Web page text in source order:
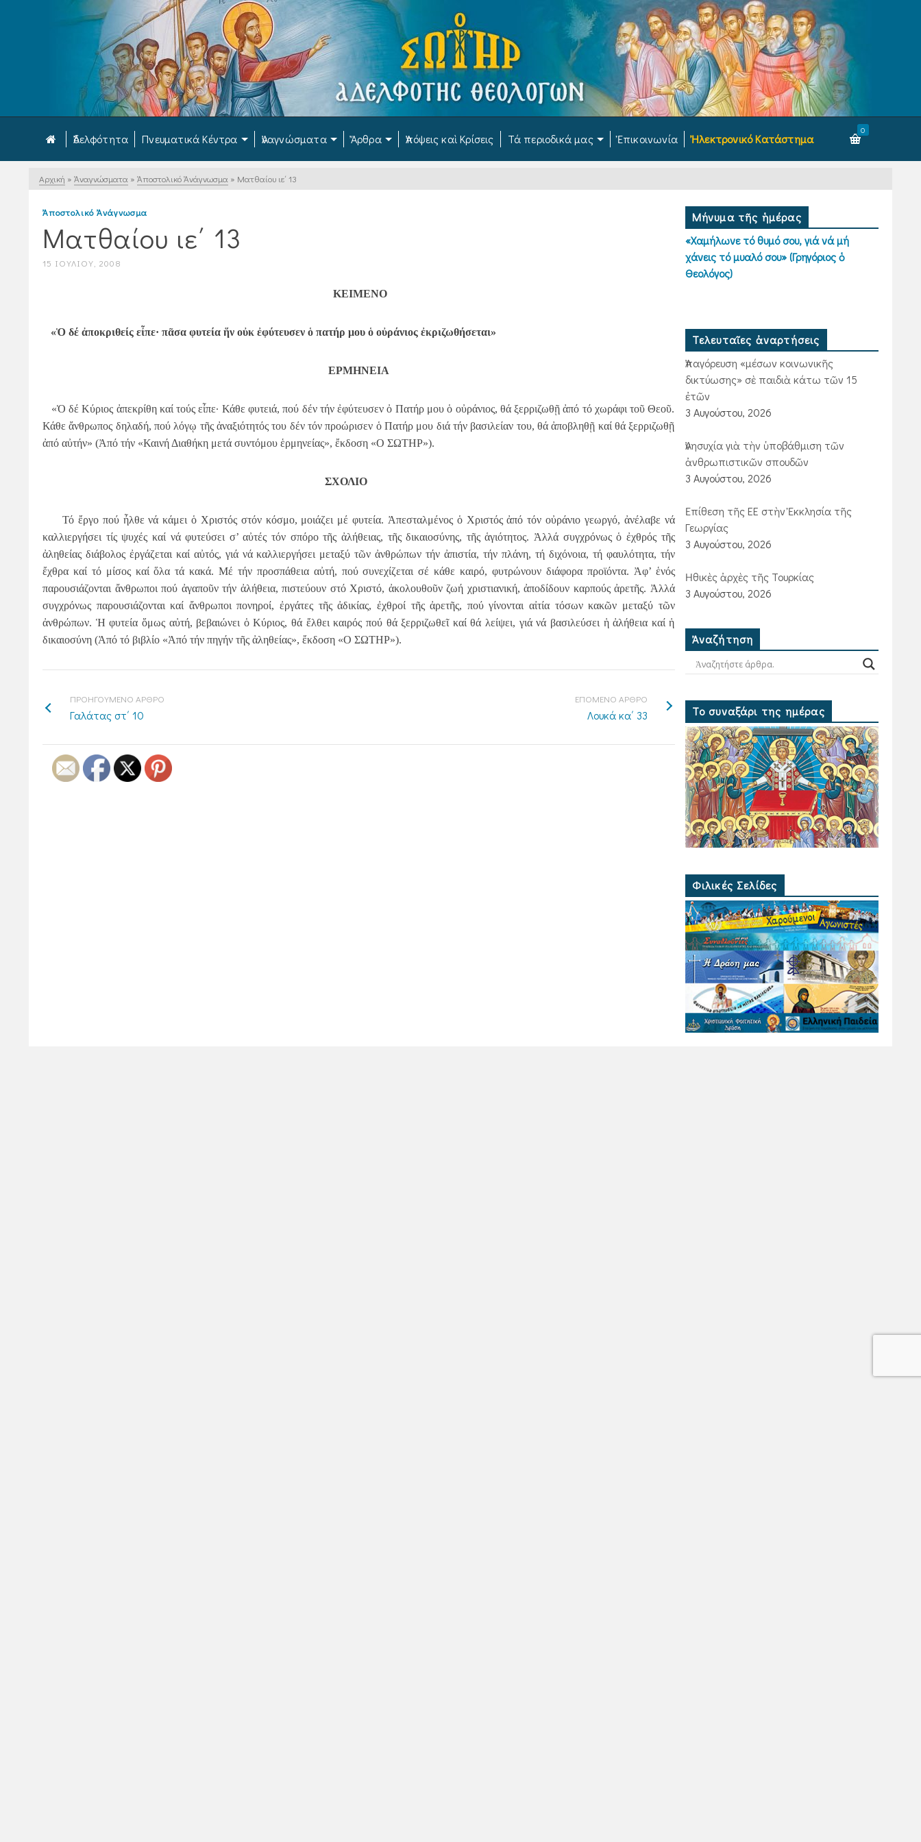
Ἀδελφότητα Πνευματικά Κέντρα Ἀναγνώσματα Ἄρθρα Ἀπόψεις καὶ Κρίσεις Τά περιοδικά μας Ἐπικοινωνία Ἠλεκτρονικό Κατάστημα
0
Αρχική » Ἀναγνώσματα » Ἀποστολικό Ἀνάγνωσμα » Ματθαίου ιε΄ 13
Ἀποστολικό Ἀνάγνωσμα
Ματθαίου ιε΄ 13
15 ΙΟΥΛΊΟΥ, 2008
ΚΕΙΜΕΝΟ
«Ὁ δέ ἀποκριθείς εἶπε· πᾶσα φυτεία ἥν οὐκ ἐφύτευσεν ὁ πατήρ μου ὁ οὐράνιος ἐκριζωθήσεται»
ΕΡΜΗΝΕΙΑ
«Ὁ δέ Κύριος ἀπεκρίθη καί τούς εἶπε· Κάθε φυτειά, πού δέν τήν ἐφύτευσεν ὀ Πατήρ μου ὁ οὐράνιος, θά ξερριζωθῇ ἀπό τό χωράφι τοῦ Θεοῦ.
Κάθε ἄνθρωπος δηλαδή, πού λόγῳ τῆς ἀναξιότητός του δέν τόν προώρισεν ὁ Πατήρ μου διά τήν βασιλείαν του, θά ἀποβληθῇ καί θά ξερριζωθῇ
ἀπό αὐτήν» (Ἀπό τήν «Καινή Διαθήκη μετά συντόμου ἑρμηνείας», ἔκδοση «Ο ΣΩΤΗΡ»).
ΣΧΟΛΙΟ
Τό ἔργο πού ἦλθε νά κάμει ὁ Χριστός στόν κόσμο, μοιάζει μέ φυτεία. Ἀπεσταλμένος ὁ Χριστός ἀπό τόν οὐράνιο γεωργό, ἀνέλαβε νά
καλλιεργήσει τίς ψυχές καί νά φυτεύσει σ’ αὐτές τόν σπόρο τῆς ἀλήθειας, τῆς δικαιοσύνης, τῆς ἁγιότητος. Ἀλλά συγχρόνως ὁ ἐχθρός τῆς
ἀληθείας διάβολος ἐργάζεται καί αὐτός, γιά νά καλλιεργήσει μεταξύ τῶν ἀνθρώπων τήν ἀπιστία, τήν πλάνη, τή διχόνοια, τή φαυλότητα, τήν
ἔχθρα καί τό μίσος καί ὅλα τά κακά. Μέ τήν προσπάθεια αὐτή, πού συνεχίζεται σέ κάθε καιρό, φυτρώνουν διάφορα προϊόντα. Ἀφ’ ἑνός
παρουσιάζονται ἄνθρωποι πού ἀγαποῦν τήν ἀλήθεια, πιστεύουν στό Χριστό, ἀκολουθοῦν ζωή χριστιανική, ἀποδίδουν καρπούς ἀρετῆς. Ἀλλά
συγχρόνως παρουσιάζονται καί ἄνθρωποι πονηροί, ἐργάτες τῆς ἀδικίας, ἐχθροί τῆς ἀρετῆς, πού γίνονται αἰτία τόσων κακῶν μεταξύ τῶν
ἀνθρώπων. Ἡ φυτεία ὅμως αὐτή, βεβαιώνει ὁ Κύριος, θά ἔλθει καιρός πού θά ξερριζωθεῖ καί θά λείψει, γιά νά βασιλεύσει ἡ ἀλήθεια καί ἡ
δικαιοσύνη (Ἀπό τό βιβλίο «Ἀπό τήν πηγήν τῆς ἀληθείας», ἔκδοση «Ο ΣΩΤΗΡ»).
ΠΡΟΗΓΟΥΜΕΝΟ ΑΡΘΡΟ
Γαλάτας στ΄ 10
ΕΠΟΜΕΝΟ ΑΡΘΡΟ
Λουκά κα΄ 33
Μήνυμα τῆς ἡμέρας
«Χαμήλωνε τό θυμό σου, γιά νά μή
χάνεις τό μυαλό σου» (Γρηγόριος ὁ
Θεολόγος)
Τελευταῖες ἀναρτήσεις
Ἀπαγόρευση «μέσων κοινωνικῆς
δικτύωσης» σὲ παιδιὰ κάτω τῶν 15
ἐτῶν
3 Αυγούστου, 2026
Ἀνησυχία γιὰ τὴν ὑποβάθμιση τῶν
ἀνθρωπιστικῶν σπουδῶν
3 Αυγούστου, 2026
Ἐπίθεση τῆς ΕΕ στὴν Ἐκκλησία τῆς
Γεωργίας
3 Αυγούστου, 2026
Ἠθικὲς ἀρχὲς τῆς Τουρκίας
3 Αυγούστου, 2026
Ἀναζήτηση
Το συναξάρι της ημέρας
Φιλικές Σελίδες